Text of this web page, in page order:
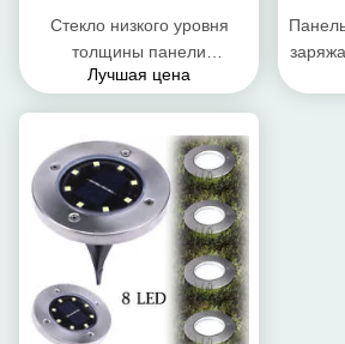
Стекло низкого уровня
толщины панели
солнечных батарей 3.2мм
круглым закаленное
утюгом
Лучшая цена